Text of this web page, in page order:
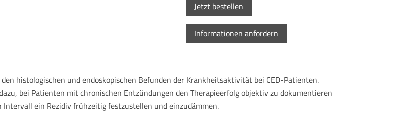
Jetzt bestellen
Informationen anfordern
histologischen und endoskopischen Befunden der Krankheitsaktivität bei CED-Patienten.
bei Patienten mit chronischen Entzündungen den Therapieerfolg objektiv zu dokumentieren
ein Rezidiv frühzeitig festzustellen und einzudämmen.